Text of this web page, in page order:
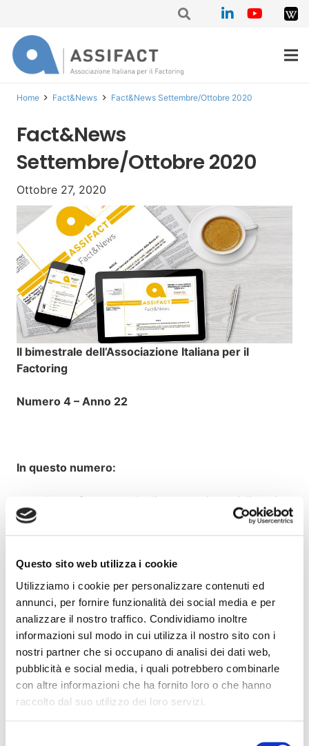
Questo sito web utilizza i cookie
Utilizziamo i cookie per personalizzare contenuti ed
annunci, per fornire funzionalità dei social media e per
analizzare il nostro traffico. Condividiamo inoltre
informazioni sul modo in cui utilizza il nostro sito con i
nostri partner che si occupano di analisi dei dati web,
pubblicità e social media, i quali potrebbero combinarle
con altre informazioni che ha fornito loro o che hanno
raccolto dal suo utilizzo dei loro servizi.
Home Fact&News Fact&News Settembre/Ottobre 2020
Fact&News
Settembre/Ottobre 2020
Ottobre 27, 2020
Il bimestrale dell’Associazione Italiana per il
Factoring
Numero 4 – Anno 22
In questo numero:
La performance degli operatori specializzati
Dal Consiglio del 22 settembre 2020;
Le attività associative;
Le Circolari Assifact;
Indagine su qualità, trasparenza e correttezza
dei comportamenti dei debitori nelle
transazioni commerciali;
Il mercato del factoring in cifre;
Le sfide per il factoring nel 2021: business as
usual o new normal?;